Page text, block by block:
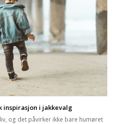
inspirasjon i jakkevalg
og det påvirker ikke bare humøret